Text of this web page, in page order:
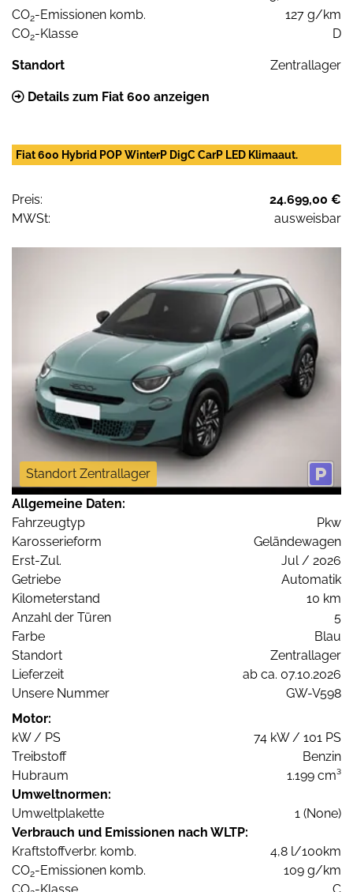
CO2-Emissionen komb.
127 g/km
CO2-Klasse D
Standort Zentrallager
Details zum Fiat 600 anzeigen
Fiat 600 Hybrid POP WinterP DigC CarP LED Klimaaut.
Preis:
24.699,00 €
MWSt:
ausweisbar
Standort Zentrallager
Allgemeine Daten:
Fahrzeugtyp
Pkw
Karosserieform
Geländewagen
Erst-Zul.
Jul / 2026
Getriebe
Automatik
Kilometerstand
10 km
Anzahl der Türen
5
Farbe
Blau
Standort
Zentrallager
Lieferzeit
ab ca. 07.10.2026
Unsere Nummer
GW-V598
Motor:
kW / PS
74 kW / 101 PS
Treibstoff
Benzin
Hubraum
1.199 cm³
Umweltnormen:
Umweltplakette
1 (None)
Verbrauch und Emissionen nach WLTP:
Kraftstoffverbr. komb.
4,8 l/100km
CO2-Emissionen komb.
109 g/km